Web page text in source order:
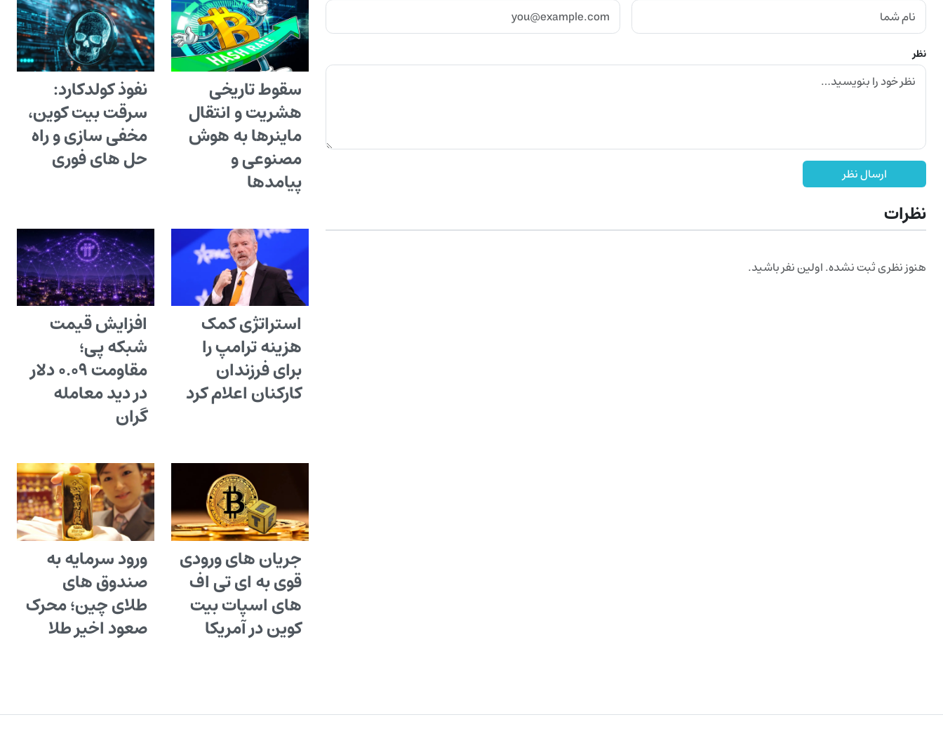
نظر
ارسال نظر
نظرات
هنوز نظری ثبت نشده. اولین نفر باشید.
سقوط تاریخی
هشریت و انتقال
ماینرها به هوش
مصنوعی و
پیامدها
نفوذ کولدکارد:
سرقت بیت کوین،
مخفی سازی و راه
حل های فوری
استراتژی کمک
هزینه ترامپ را
برای فرزندان
کارکنان اعلام کرد
افزایش قیمت
شبکه پی؛
مقاومت ۰.۰۹ دلار
در دید معامله
گران
جریان های ورودی
قوی به ای تی اف
های اسپات بیت
کوین در آمریکا
ورود سرمایه به
صندوق های
طلای چین؛ محرک
صعود اخیر طلا